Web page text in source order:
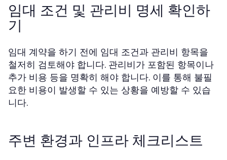
임대 조건 및 관리비 명세 확인하
기
임대 계약을 하기 전에 임대 조건과 관리비 항목을
철저히 검토해야 합니다. 관리비가 포함된 항목이나
추가 비용 등을 명확히 해야 합니다. 이를 통해 불필
요한 비용이 발생할 수 있는 상황을 예방할 수 있습
니다.
주변 환경과 인프라 체크리스트